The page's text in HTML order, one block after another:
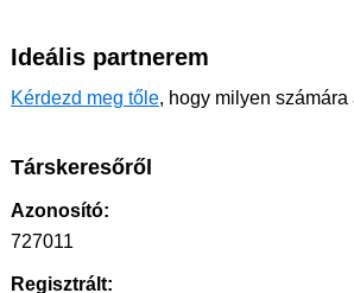
Ideális partnerem
Kérdezd meg tőle, hogy milyen
Társkeresőről
Azonosító:
727011
Regisztrált: